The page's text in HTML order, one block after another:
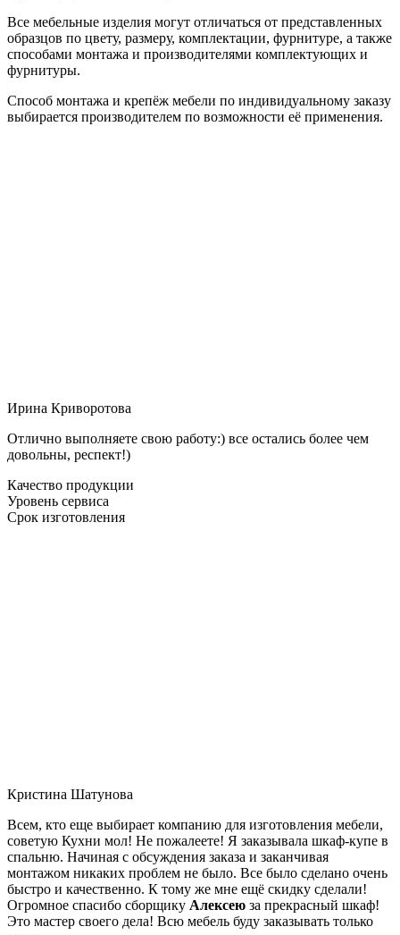
Все мебельные изделия могут отличаться от представленных
образцов по цвету, размеру, комплектации, фурнитуре, а также
способами монтажа и производителями комплектующих и
фурнитуры.
Способ монтажа и крепёж мебели по индивидуальному заказу
выбирается производителем по возможности её применения.
Ирина Криворотова
Отлично выполняете свою работу:) все остались более чем
довольны, респект!)
Качество продукции
Уровень сервиса
Срок изготовления
Кристина Шатунова
Всем, кто еще выбирает компанию для изготовления мебели,
советую Кухни мол! Не пожалеете! Я заказывала шкаф-купе в
спальню. Начиная с обсуждения заказа и заканчивая
монтажом никаких проблем не было. Все было сделано очень
быстро и качественно. К тому же мне ещё скидку сделали!
Огромное спасибо сборщику Алексею за прекрасный шкаф!
Это мастер своего дела! Всю мебель буду заказывать только